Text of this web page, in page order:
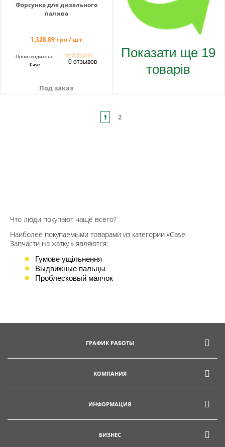
Форсунка для дизельного
палива
1,328.89 грн / шт
Производитель
Case
☆☆☆☆☆
0 отзывов
Под заказ
Показати ще 19
товарів
1 2
Что люди покупают чаще всего?
Наиболее покупаемыми товарами из категории «Case
Запчасти на жатку » являются:
Гумове ущільнення
Выдвижные пальцы
Проблесковый маячок
ГРАФИК РАБОТЫ
КОМПАНИЯ
ИНФОРМАЦИЯ
БИЗНЕС